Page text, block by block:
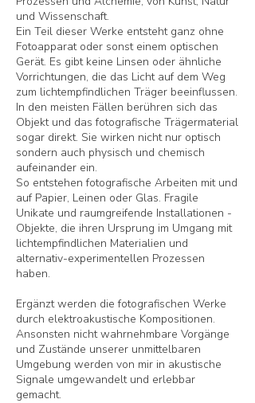
und Wissenschaft.
Ein Teil dieser Werke entsteht ganz ohne
Fotoapparat oder sonst einem optischen
Gerät. Es gibt keine Linsen oder ähnliche
Vorrichtungen, die das Licht auf dem Weg
zum lichtempfindlichen Träger beeinflussen.
In den meisten Fällen berühren sich das
Objekt und das fotografische Trägermaterial
sogar direkt. Sie wirken nicht nur optisch
sondern auch physisch und chemisch
aufeinander ein.
So entstehen fotografische Arbeiten mit und
auf Papier, Leinen oder Glas. Fragile
Unikate und raumgreifende Installationen -
Objekte, die ihren Ursprung im Umgang mit
lichtempfindlichen Materialien und
alternativ-experimentellen Prozessen
haben.
Ergänzt werden die fotografischen Werke
durch elektroakustische Kompositionen.
Ansonsten nicht wahrnehmbare Vorgänge
und Zustände unserer unmittelbaren
Umgebung werden von mir in akustische
Signale umgewandelt und erlebbar
gemacht.